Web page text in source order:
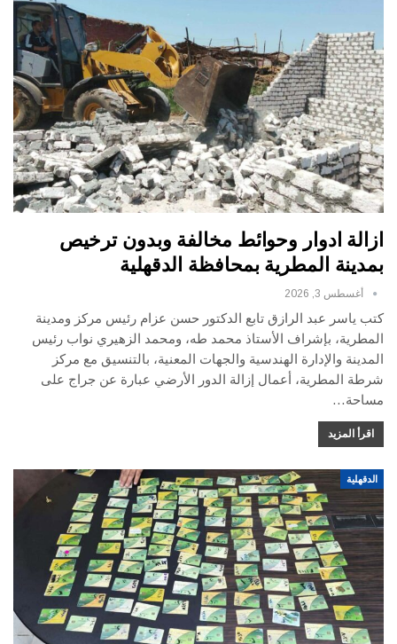
ازالة ادوار وحوائط مخالفة وبدون ترخيص
بمدينة المطرية بمحافظة الدقهلية
أغسطس 3, 2026
كتب ياسر عبد الرازق تابع الدكتور حسن عزام رئيس مركز ومدينة
المطرية، بإشراف الأستاذ محمد طه، ومحمد الزهيري نواب رئيس
المدينة والإدارة الهندسية والجهات المعنية، بالتنسيق مع مركز
شرطة المطرية، أعمال إزالة الدور الأرضي عبارة عن جراج على
مساحة…
اقرأ المزيد
الدقهلية